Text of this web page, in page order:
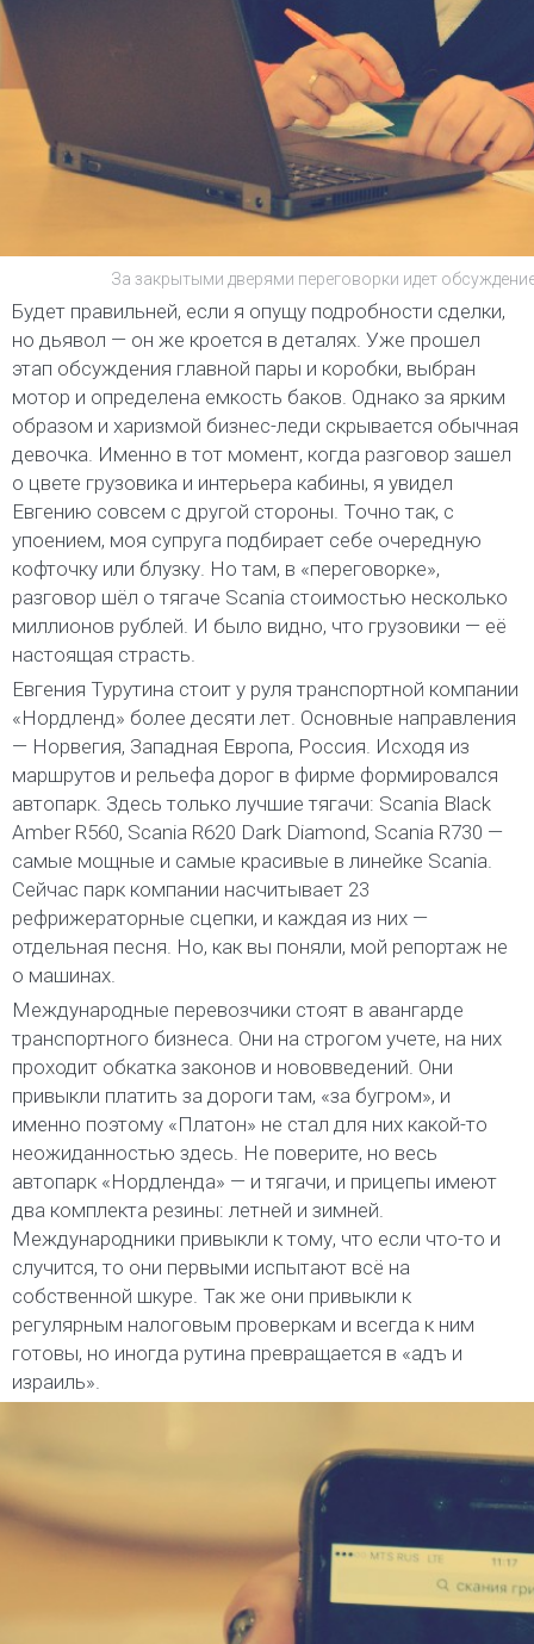
За закрытыми дверями переговорки идет
Будет правильней, если я опущу подробности сделки,
но дьявол — он же кроется в деталях. Уже прошел
этап обсуждения главной пары и коробки, выбран
мотор и определена емкость баков. Однако за ярким
образом и харизмой бизнес-леди скрывается обычная
девочка. Именно в тот момент, когда разговор зашел
о цвете грузовика и интерьера кабины, я увидел
Евгению совсем с другой стороны. Точно так, с
упоением, моя супруга подбирает себе очередную
кофточку или блузку. Но там, в «переговорке»,
разговор шёл о тягаче Scania стоимостью несколько
миллионов рублей. И было видно, что грузовики — её
настоящая страсть.
Евгения Турутина стоит у руля транспортной компании
«Нордленд» более десяти лет. Основные направления
— Норвегия, Западная Европа, Россия. Исходя из
маршрутов и рельефа дорог в фирме формировался
автопарк. Здесь только лучшие тягачи: Scania Black
Amber R560, Scania R620 Dark Diamond, Scania R730 —
самые мощные и самые красивые в линейке Scania.
Сейчас парк компании насчитывает 23
рефрижераторные сцепки, и каждая из них —
отдельная песня. Но, как вы поняли, мой репортаж не
о машинах.
Международные перевозчики стоят в авангарде
транспортного бизнеса. Они на строгом учете, на них
проходит обкатка законов и нововведений. Они
привыкли платить за дороги там, «за бугром», и
именно поэтому «Платон» не стал для них какой-то
неожиданностью здесь. Не поверите, но весь
автопарк «Нордленда» — и тягачи, и прицепы имеют
два комплекта резины: летней и зимней.
Международники привыкли к тому, что если что-то и
случится, то они первыми испытают всё на
собственной шкуре. Так же они привыкли к
регулярным налоговым проверкам и всегда к ним
готовы, но иногда рутина превращается в «адъ и
израиль».